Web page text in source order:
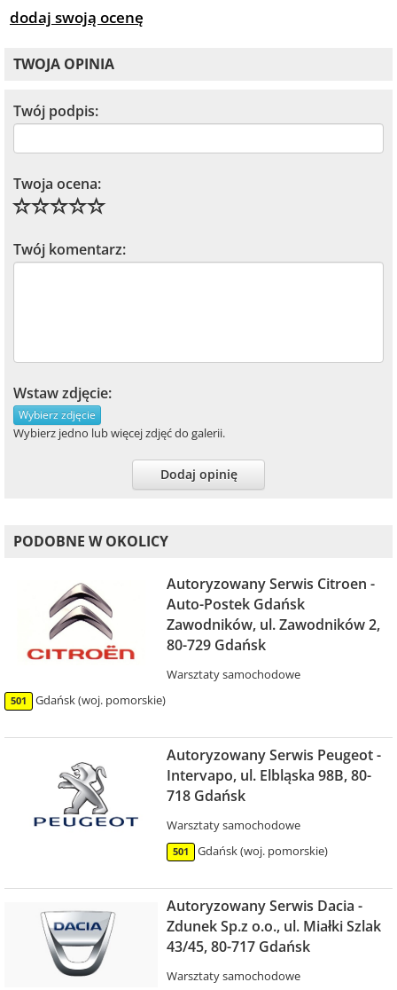
dodaj swoją ocenę
TWOJA OPINIA
Twój podpis:
Twoja ocena:
Twój komentarz:
Wstaw zdjęcie:
Wybierz zdjęcie
Wybierz jedno lub więcej zdjęć do galerii.
Dodaj opinię
PODOBNE W OKOLICY
Autoryzowany Serwis Citroen -
Auto-Postek Gdańsk
Zawodników, ul. Zawodników 2,
80-729 Gdańsk
Warsztaty samochodowe
501 Gdańsk (woj. pomorskie)
Autoryzowany Serwis Peugeot -
Intervapo, ul. Elbląska 98B, 80-
718 Gdańsk
Warsztaty samochodowe
501 Gdańsk (woj. pomorskie)
Autoryzowany Serwis Dacia -
Zdunek Sp.z o.o., ul. Miałki Szlak
43/45, 80-717 Gdańsk
Warsztaty samochodowe